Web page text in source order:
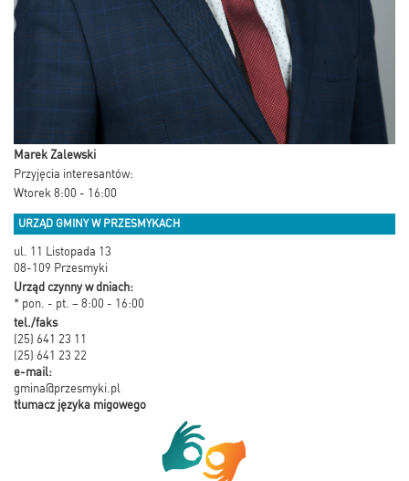
Marek Zalewski
Przyjęcia interesantów:
Wtorek 8:00 - 16:00
URZĄD GMINY W PRZESMYKACH
ul. 11 Listopada 13
08-109 Przesmyki
Urząd czynny w dniach:
* pon. - pt. – 8:00 - 16:00
tel./faks
(25) 641 23 11
(25) 641 23 22
e-mail:
gmina@przesmyki.pl
tłumacz języka migowego